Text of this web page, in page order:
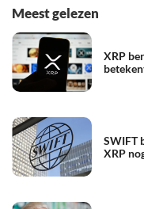
Meest gelezen
XRP
SWIFT
XRP